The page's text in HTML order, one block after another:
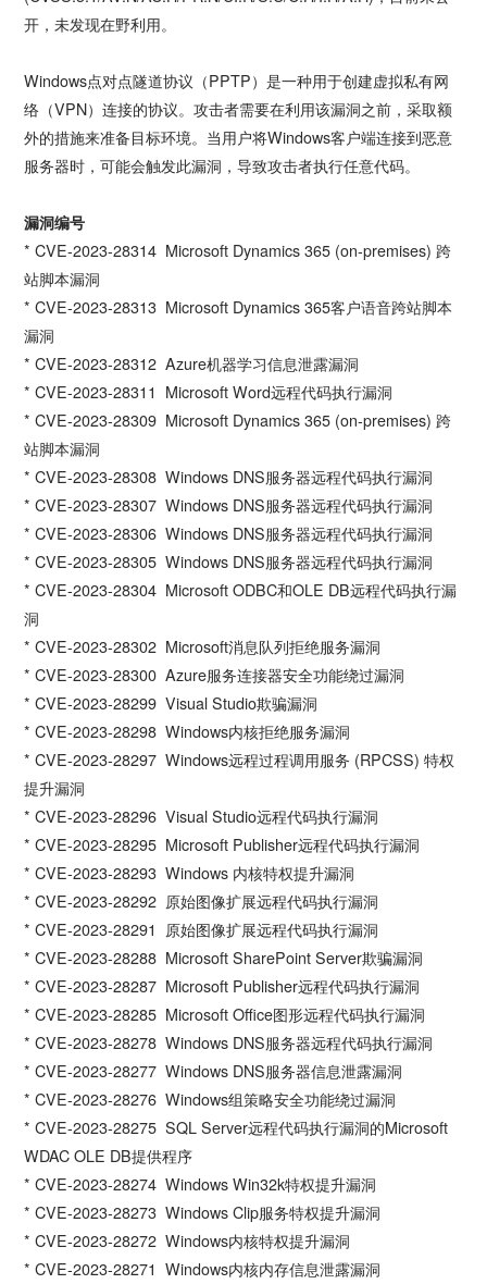
开，未发现在野利用。
Windows点对点隧道协议（PPTP）是一种用于创建虚拟私有网
络（VPN）连接的协议。攻击者需要在利用该漏洞之前，采取额
外的措施来准备目标环境。当用户将Windows客户端连接到恶意
服务器时，可能会触发此漏洞，导致攻击者执行任意代码。
漏洞编号
* CVE-2023-28314 Microsoft Dynamics 365 (on-premises) 跨
站脚本漏洞
* CVE-2023-28313 Microsoft Dynamics 365客户语音跨站脚本
漏洞
* CVE-2023-28312 Azure机器学习信息泄露漏洞
* CVE-2023-28311 Microsoft Word远程代码执行漏洞
* CVE-2023-28309 Microsoft Dynamics 365 (on-premises) 跨
站脚本漏洞
* CVE-2023-28308 Windows DNS服务器远程代码执行漏洞
* CVE-2023-28307 Windows DNS服务器远程代码执行漏洞
* CVE-2023-28306 Windows DNS服务器远程代码执行漏洞
* CVE-2023-28305 Windows DNS服务器远程代码执行漏洞
* CVE-2023-28304 Microsoft ODBC和OLE DB远程代码执行漏
洞
* CVE-2023-28302 Microsoft消息队列拒绝服务漏洞
* CVE-2023-28300 Azure服务连接器安全功能绕过漏洞
* CVE-2023-28299 Visual Studio欺骗漏洞
* CVE-2023-28298 Windows内核拒绝服务漏洞
* CVE-2023-28297 Windows远程过程调用服务 (RPCSS) 特权
提升漏洞
* CVE-2023-28296 Visual Studio远程代码执行漏洞
* CVE-2023-28295 Microsoft Publisher远程代码执行漏洞
* CVE-2023-28293 Windows 内核特权提升漏洞
* CVE-2023-28292 原始图像扩展远程代码执行漏洞
* CVE-2023-28291 原始图像扩展远程代码执行漏洞
* CVE-2023-28288 Microsoft SharePoint Server欺骗漏洞
* CVE-2023-28287 Microsoft Publisher远程代码执行漏洞
* CVE-2023-28285 Microsoft Office图形远程代码执行漏洞
* CVE-2023-28278 Windows DNS服务器远程代码执行漏洞
* CVE-2023-28277 Windows DNS服务器信息泄露漏洞
* CVE-2023-28276 Windows组策略安全功能绕过漏洞
* CVE-2023-28275 SQL Server远程代码执行漏洞的Microsoft
WDAC OLE DB提供程序
* CVE-2023-28274 Windows Win32k特权提升漏洞
* CVE-2023-28273 Windows Clip服务特权提升漏洞
* CVE-2023-28272 Windows内核特权提升漏洞
* CVE-2023-28271 Windows内核内存信息泄露漏洞